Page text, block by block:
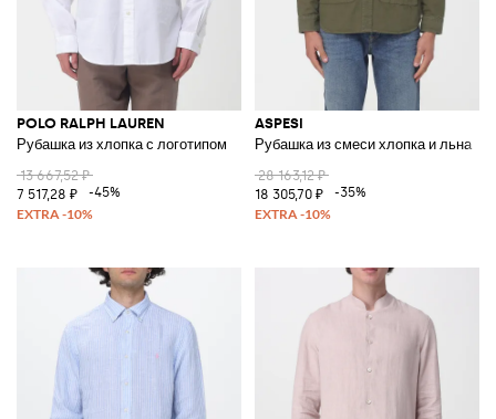
POLO RALPH LAUREN
Рубашка из хлопка с логотипом
13 667,52 ₽
7 517,28 ₽
-45%
ASPESI
Рубашка из смеси хлопка и льна
28 163,12 ₽
18 305,70 ₽
-35%